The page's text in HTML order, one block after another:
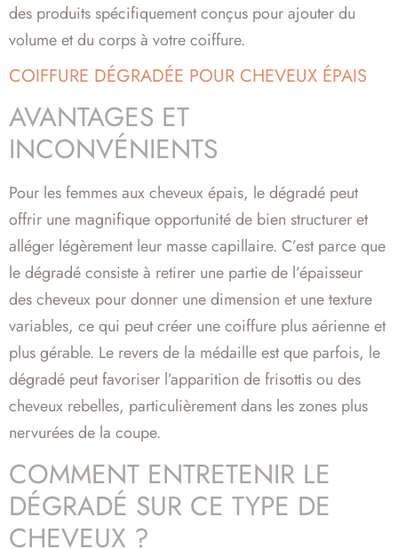
des produits spécifiquement conçus pour ajouter du
volume et du corps à votre coiffure.
COIFFURE DÉGRADÉE POUR CHEVEUX ÉPAIS
AVANTAGES ET
INCONVÉNIENTS
Pour les femmes aux cheveux épais, le dégradé peut
offrir une magnifique opportunité de bien structurer et
alléger légèrement leur masse capillaire. C’est parce que
le dégradé consiste à retirer une partie de l’épaisseur
des cheveux pour donner une dimension et une texture
variables, ce qui peut créer une coiffure plus aérienne et
plus gérable. Le revers de la médaille est que parfois, le
dégradé peut favoriser l’apparition de frisottis ou des
cheveux rebelles, particulièrement dans les zones plus
nervurées de la coupe.
COMMENT ENTRETENIR LE
DÉGRADÉ SUR CE TYPE DE
CHEVEUX ?